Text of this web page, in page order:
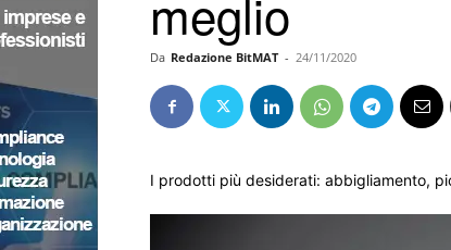
Da Redazione BitMAT - 24/11/2020
I prodotti più desiderati: abbigliamento,